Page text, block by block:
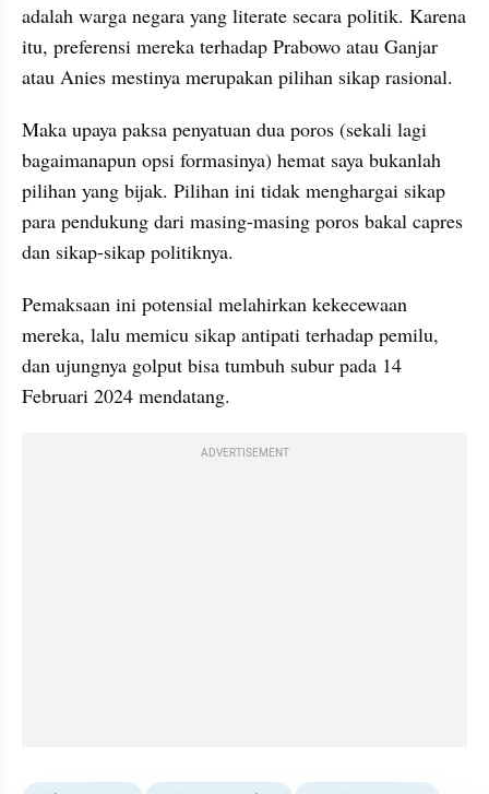
adalah warga negara yang literate secara politik. Karena
itu, preferensi mereka terhadap Prabowo atau Ganjar
atau Anies mestinya merupakan pilihan sikap rasional.
Maka upaya paksa penyatuan dua poros (sekali lagi
bagaimanapun opsi formasinya) hemat saya bukanlah
pilihan yang bijak. Pilihan ini tidak menghargai sikap
para pendukung dari masing-masing poros bakal capres
dan sikap-sikap politiknya.
Pemaksaan ini potensial melahirkan kekecewaan
mereka, lalu memicu sikap antipati terhadap pemilu,
dan ujungnya golput bisa tumbuh subur pada 14
Februari 2024 mendatang.
ADVERTISEMENT